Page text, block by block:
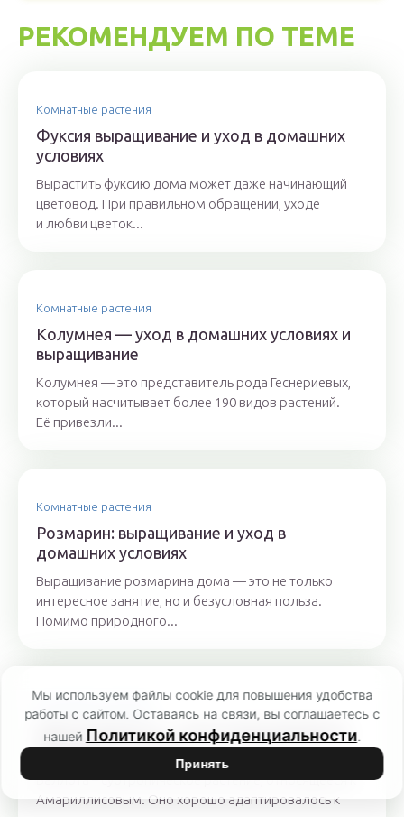
РЕКОМЕНДУЕМ ПО ТЕМЕ
Комнатные растения
Фуксия выращивание и уход в домашних
условиях
Вырастить фуксию дома может даже начинающий
цветовод. При правильном обращении, уходе
и любви цветок...
Комнатные растения
Колумнея — уход в домашних условиях и
выращивание
Колумнея — это представитель рода Геснериевых,
который насчитывает более 190 видов растений.
Её привезли...
Комнатные растения
Розмарин: выращивание и уход в
домашних условиях
Выращивание розмарина дома — это не только
интересное занятие, но и безусловная польза.
Помимо природного...
Комнатные растения
Цветки валлота — уход и выращивание в
домашних условиях
Валлота – субтропическое растение, относящееся к
Амариллисовым. Оно хорошо адаптировалось к
Мы используем файлы cookie для повышения удобства
работы с сайтом. Оставаясь на связи, вы соглашаетесь с
нашей Политикой конфиденциальности.
Принять